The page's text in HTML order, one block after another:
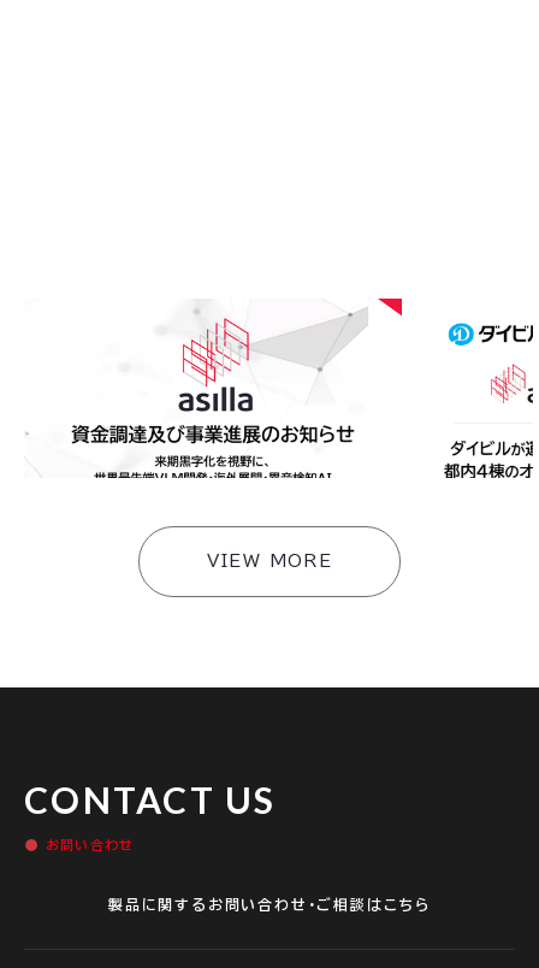
アジラ、資金調達及び事業進展のお知らせ〜来期黒
字化を視野に、世界最先端VLM開発・海外展開・異
音検知AI・スマートビルソリューションへ事業拡
2026
「AI
快適な環境
#ニュース
VIEW MORE
CONTACT US
お問い合わせ
製品に関するお問い合わせ・ご相談はこちら